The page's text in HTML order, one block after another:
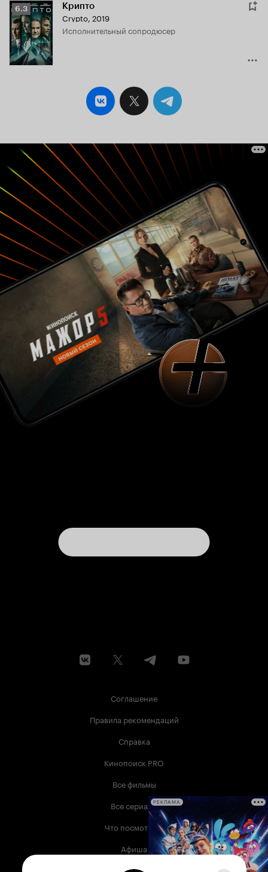
Рейтинг
Кинопоиска
6.3
6.3 Крипто
Crypto, 2019
исполнительный сопродюсер
Соглашение
Правила рекомендаций
Справка
Кинопоиск PRO
Все фильмы
Все сериалы
Что посмотреть
Афиша
Музыка
РЕКЛАМА